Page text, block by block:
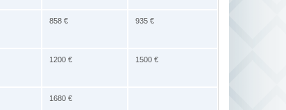
858 € 935 €
1200 € 1500 €
1680 €